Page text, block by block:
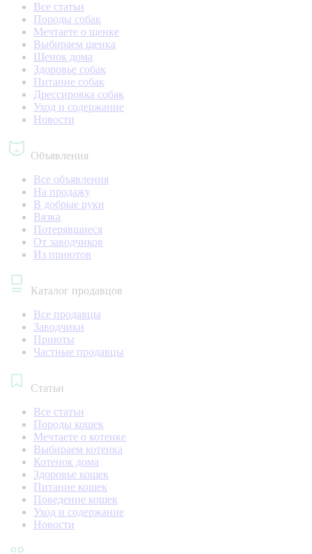
Все статьи
Породы собак
Мечтаете о щенке
Выбираем щенка
Щенок дома
Здоровье собак
Питание собак
Дрессировка собак
Уход и содержание
Новости
Объявления
Все объявления
На продажу
В добрые руки
Вязка
Потерявшиеся
От заводчиков
Из приютов
Каталог продавцов
Все продавцы
Заводчики
Приюты
Частные продавцы
Статьи
Все статьи
Породы кошек
Мечтаете о котенке
Выбираем котенка
Котенок дома
Здоровье кошек
Питание кошек
Поведение кошек
Уход и содержание
Новости